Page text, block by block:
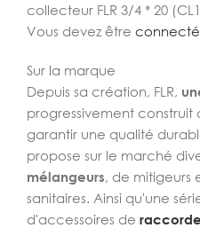
collecteur FLR 3/4 * 20
Vous devez être connecté
Sur la marque
Depuis sa création, FLR,
progressivement construit
garantir une qualité
propose sur le marché
mélangeurs, de mitigeurs
sanitaires. Ainsi qu'une
d'accessoires de